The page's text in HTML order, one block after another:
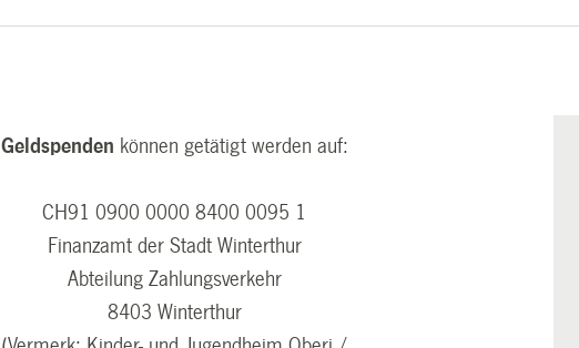
Geldspenden können getätigt werden auf:
CH910900 0000 8400 0095 1
Finanzamt der Stadt Winterthur
Abteilung Zahlungsverkehr
8403 Winterthur